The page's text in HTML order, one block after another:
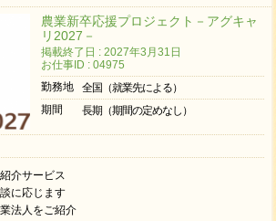
農業新卒応援プロジェクト－アグキャ
リ2027－
掲載終了日 : 2027年3月31日
お仕事ID : 04975
勤務地
全国（就業先による）
期間
長期（期間の定めなし）
介サービス
に応じます
法人をご紹介